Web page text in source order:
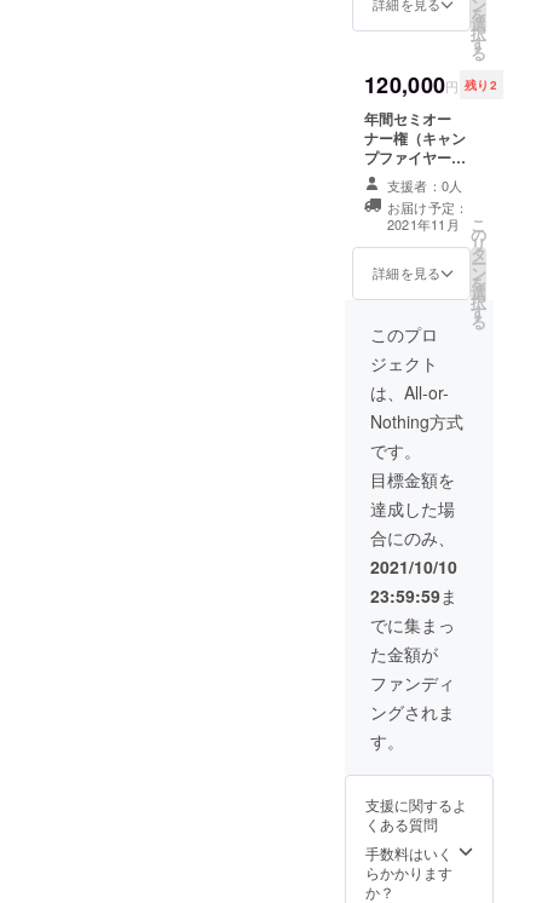
だけま
可能で
す。
準備が
遅れた
後送り
し12月
~2月に
なる場
合もあ
す。 チ
ケット
の使用
方法 チ
ケット1
様がご
利用い
ただけ
ます。
裏面に
お名前
き、ご
提示く
ださ
い。免
許証な
どでお
名前の
確認を
する場
合があ
りま
す。2月
まで何
いただ
けま
す。
詳細を見る を
選
択
す
る
120,000円 残り2
年間セミオー
ナー権（キャン
プファイヤーだ
けの特典です）
ゲーム開催以外
の空き時間に練
習やお知り合い
と施設を無料で
使用することが
のゲーム開催に
参加していただ
けます。またお
知り合いを
30%OFFの料金
でご案内するこ
とができます。
（本人同伴の場
合のみ）。 ＊夕
方に運動教室も
やっていますの
で施設利用は施
設を使用してい
なります。 ＊土
日はイベントな
ければ施設を使
用できます。 ＊
施設利用には必
ず予約が必要に
なります。 ＊鬼
ごっこ以外の用
途で施設は使用
できません。 ＊
準備が遅れた場
合は後送りなる
場合もありま
す。オープンか
ら１年間です。
支援者：0人
お届け予定：
2021年11月
詳細を見る
こ
の
リ
タ
ー
ン
を
選
択
す
る
このプロ
ジェクト
は、All-or-
Nothing方式
です。
目標金額を
達成した場
合にのみ、
2021/10/10
23:59:59ま
でに集まっ
た金額が
ファンディ
ングされま
す。
支援に関するよ
くある質問
手数料はいく
らかかります
か？